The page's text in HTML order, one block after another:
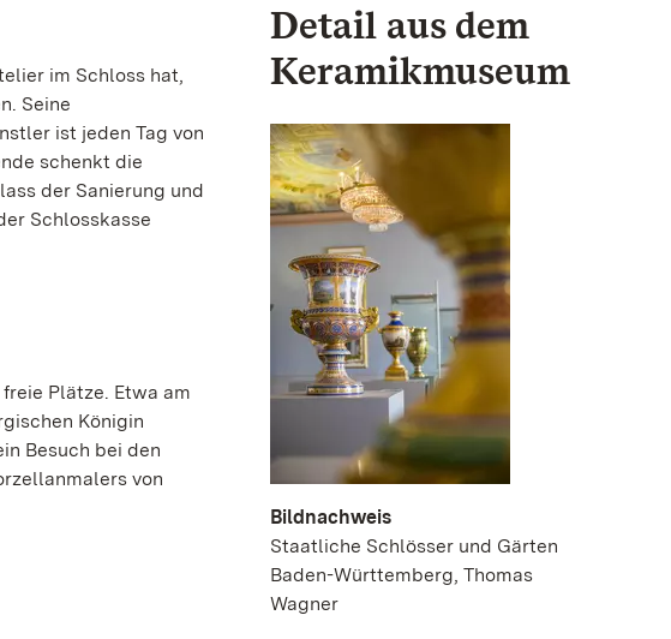
im Schloss hat,
Seine
ist jeden Tag von
schenkt die
der Sanierung und
Schlosskasse
Plätze. Etwa am
Königin
Besuch bei den
von
Detail aus dem
Keramikmuseum
Bildnachweis
Staatliche Schlösser und Gärten
Baden-Württemberg, Thomas
Wagner